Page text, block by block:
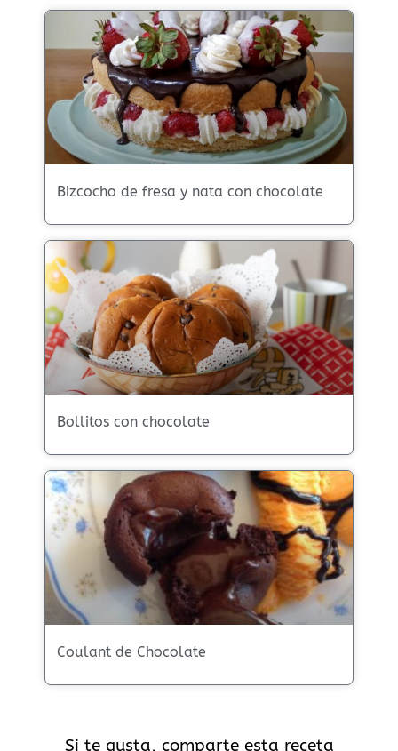
Bizcocho de fresa y nata con chocolate
Bollitos con chocolate
Coulant de Chocolate
Si te gusta, comparte esta receta